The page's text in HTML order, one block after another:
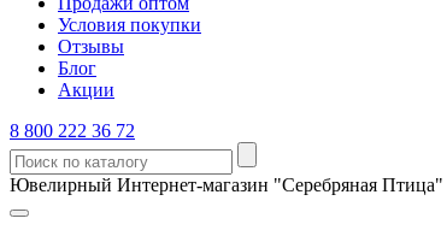
Условия покупки
Отзывы
Блог
Акции
8 800 222 36 72
Ювелирный Интернет-магазин "Серебряная Птица"